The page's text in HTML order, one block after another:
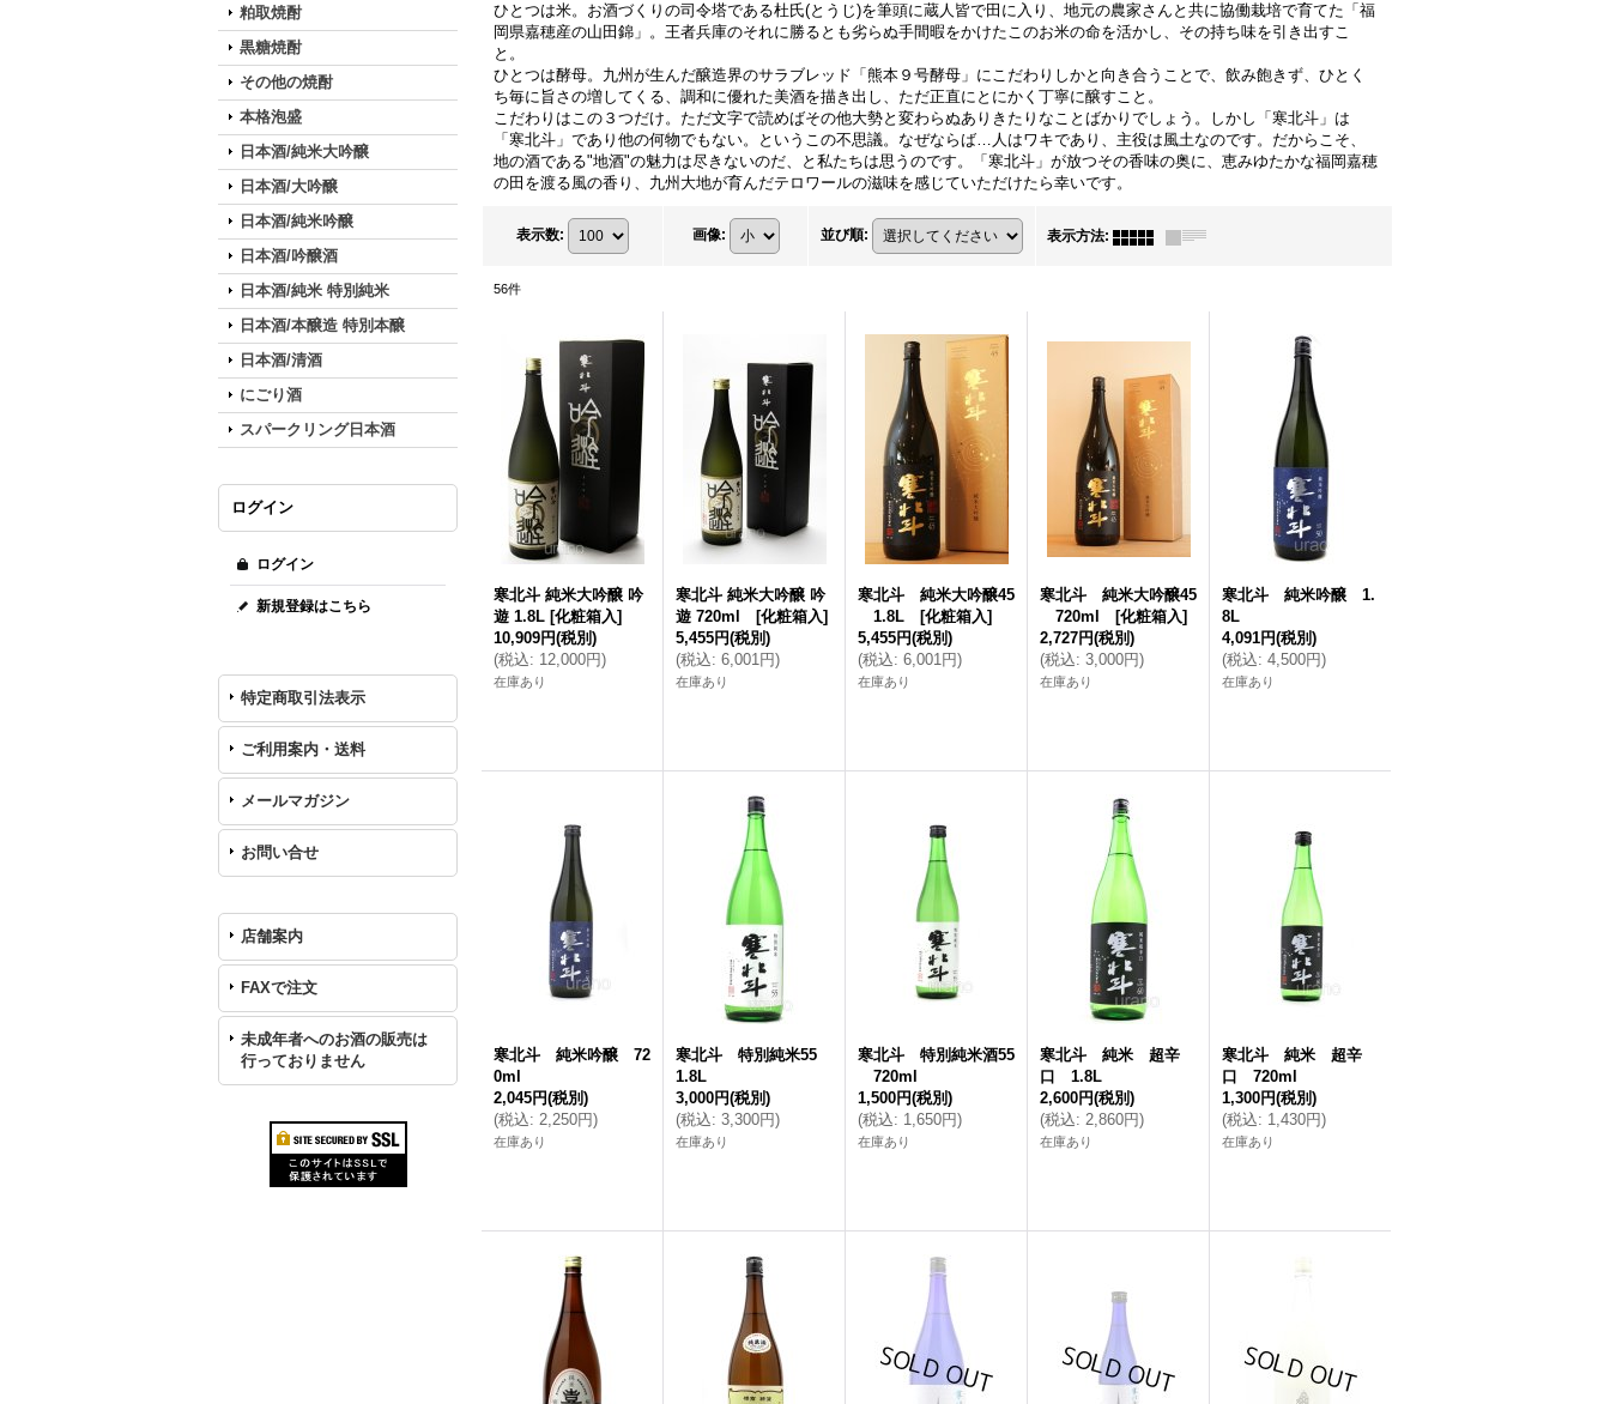
粕取焼酎
黒糖焼酎
その他の焼酎
本格泡盛
日本酒/純米大吟醸
日本酒/大吟醸
日本酒/純米吟醸
日本酒/吟醸酒
日本酒/純米 特別純米
日本酒/本醸造 特別本醸
日本酒/清酒
にごり酒
スパークリング日本酒
ログイン
ログイン
新規登録はこちら
特定商取引法表示
ご利用案内・送料
メールマガジン
お問い合せ
店舗案内
FAXで注文
未成年者へのお酒の販売は
行っておりません
ひとつは米。お酒づくりの司令塔である杜氏(とうじ)を筆頭に蔵人皆で田に入り、地元の農家さんと共に協働栽培で育てた「福
岡県嘉穂産の山田錦」。王者兵庫のそれに勝るとも劣らぬ手間暇をかけたこのお米の命を活かし、その持ち味を引き出すこ
と。
ひとつは酵母。九州が生んだ醸造界のサラブレッド「熊本９号酵母」にこだわりしかと向き合うことで、飲み飽きず、ひとく
ち毎に旨さの増してくる、調和に優れた美酒を描き出し、ただ正直にとにかく丁寧に醸すこと。
こだわりはこの３つだけ。ただ文字で読めばその他大勢と変わらぬありきたりなことばかりでしょう。しかし「寒北斗」は
「寒北斗」であり他の何物でもない。というこの不思議。なぜならば…人はワキであり、主役は風土なのです。だからこそ、
地の酒である"地酒"の魅力は尽きないのだ、と私たちは思うのです。「寒北斗」が放つその香味の奥に、恵みゆたかな福岡嘉穂
の田を渡る風の香り、九州大地が育んだテロワールの滋味を感じていただけたら幸いです。
表示数: 画像: 並び順: 表示方法:
56件
寒北斗 純米大吟醸 吟
遊 1.8L [化粧箱入]
10,909円(税別)
(税込: 12,000円)
在庫あり
寒北斗 純米大吟醸 吟
遊 720ml [化粧箱入]
5,455円(税別)
(税込: 6,001円)
在庫あり
寒北斗 純米大吟醸45
1.8L [化粧箱入]
5,455円(税別)
(税込: 6,001円)
在庫あり
寒北斗 純米大吟醸45
720ml [化粧箱入]
2,727円(税別)
(税込: 3,000円)
在庫あり
寒北斗 純米吟醸 1.
8L
4,091円(税別)
(税込: 4,500円)
在庫あり
寒北斗 純米吟醸 72
0ml
2,045円(税別)
(税込: 2,250円)
在庫あり
寒北斗 特別純米55
1.8L
3,000円(税別)
(税込: 3,300円)
在庫あり
寒北斗 特別純米酒55
720ml
1,500円(税別)
(税込: 1,650円)
在庫あり
寒北斗 純米 超辛
口 1.8L
2,600円(税別)
(税込: 2,860円)
在庫あり
寒北斗 純米 超辛
口 720ml
1,300円(税別)
(税込: 1,430円)
在庫あり